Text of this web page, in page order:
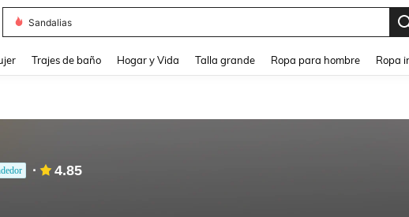
Sandalias
Trajes de baño Hogar y Vida Talla grande Ropa para hombre Ropa
4.85